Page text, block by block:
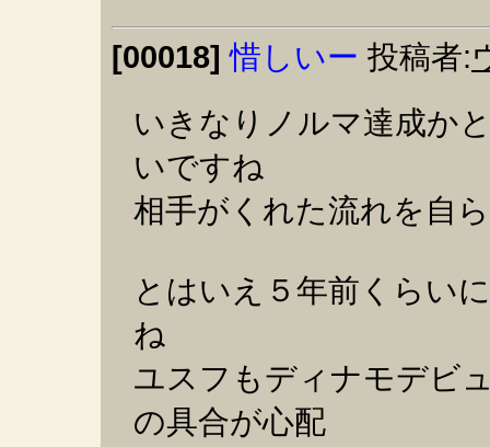
[00018] 惜しいー 投稿者:
いきなりノルマ達成か
いですね
相手がくれた流れを自
とはいえ５年前くらい
ね
ユスフもディナモデビ
の具合が心配